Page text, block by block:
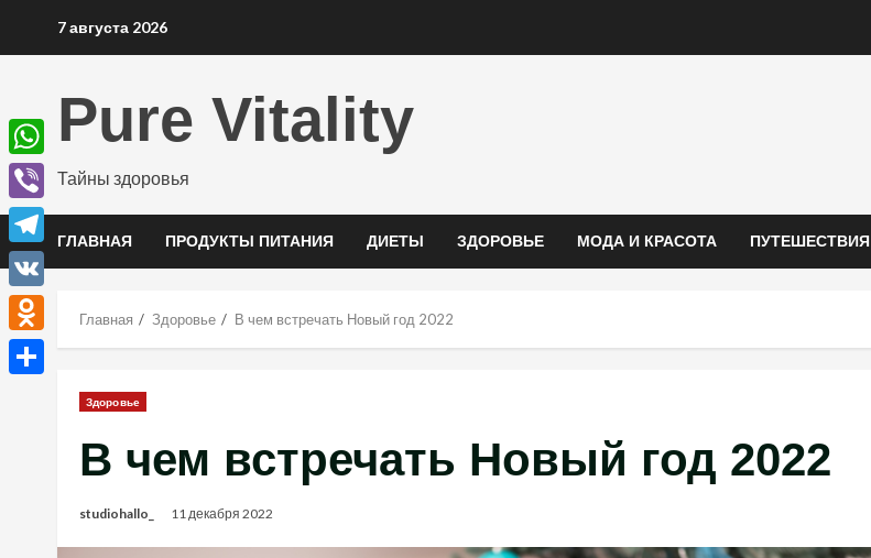
7 августа 2026
Pure Vitality
Тайны здоровья
ГЛАВНАЯ ПРОДУКТЫ ПИТАНИЯ ДИЕТЫ ЗДОРОВЬЕ МОДА И КРАСОТА ПУТЕШЕСТВИЯ
Главная Здоровье В чем встречать Новый год 2022
Здоровье
В чем встречать Новый год 2022
studiohallo_ 11 декабря 2022
WhatsApp
Viber
Telegram
VK
Odnoklassniki
Отправить